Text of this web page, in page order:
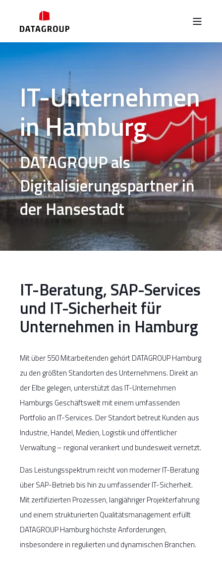
IT-Unternehmen
in Hamburg
DATAGROUP als
Digitalisierungspartner in
der Hansestadt
IT-Beratung, SAP-Services
und IT-Sicherheit für
Unternehmen in Hamburg
Mit über 550 Mitarbeitenden gehört DATAGROUP Hamburg
zu den größten Standorten des Unternehmens. Direkt an
der Elbe gelegen, unterstützt das IT-Unternehmen
Hamburgs Geschäftswelt mit einem umfassenden
Portfolio an IT-Services. Der Standort betreut Kunden aus
Industrie, Handel, Medien, Logistik und öffentlicher
Verwaltung – regional verankert und bundesweit vernetzt.
Das Leistungsspektrum reicht von moderner IT-Beratung
über SAP-Betrieb bis hin zu umfassender IT-Sicherheit.
Mit zertifizierten Prozessen, langjähriger Projekterfahrung
und einem strukturierten Qualitätsmanagement erfüllt
DATAGROUP Hamburg höchste Anforderungen,
insbesondere in regulierten und dynamischen Branchen.